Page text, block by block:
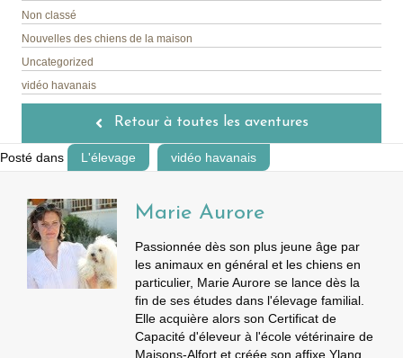
Non classé
Nouvelles des chiens de la maison
Uncategorized
vidéo havanais
Retour à toutes les aventures
Posté dans L'élevage vidéo havanais
Marie Aurore
Passionnée dès son plus jeune âge par
les animaux en général et les chiens en
particulier, Marie Aurore se lance dès la
fin de ses études dans l'élevage familial.
Elle acquière alors son Certificat de
Capacité d'éleveur à l'école vétérinaire de
Maisons-Alfort et créée son affixe Ylang